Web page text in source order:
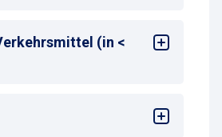
Hbf
nächsten Bahnhofseingang
(in <